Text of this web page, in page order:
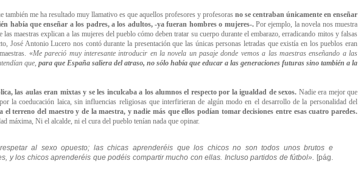
también me ha resultado muy llamativo es que aquellos profesores y profesoras no se centraban únicamente en enseñar
había que enseñar a los padres, a los adultos, -ya fueran hombres o mujeres-.Por ejemplo, la novela nos muestra
las maestras explican a las mujeres del pueblo cómo deben tratar su cuerpo durante el embarazo, erradicando mitos y falsas
José Antonio Lucero nos contó durante la presentación que las únicas personas letradas que existía en los pueblos eran
«Me pareció muy interesante introducir en la novela un pasaje donde vemos a las maestras enseñando a las
que, para que España saliera del atraso, no sólo había que educar a las generaciones futuras sino también a la
las aulas eran mixtas y se les inculcaba a los alumnos el respecto por la igualdad de sexos. Nadie era mejor que
la coeducación laica, sin influencias religiosas que interfirieran de algún modo en el desarrollo de la personalidad del
el terreno del maestro y de la maestra, y nadie más que ellos podían tomar decisiones entre esas cuatro paredes.
máxima, Ni el alcalde, ni el cura del pueblo tenían nada que opinar.
al sexo opuesto; las chicas aprenderéis que los chicos no son todos unos brutos e
y los chicos aprenderéis que podéis compartir mucho con ellas. Incluso partidos de fútbol».
[pág.